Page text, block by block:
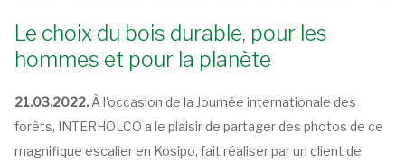
Le choix du bois durable, pour les
hommes et pour la planète
21.03.2022. À l'occasion de la Journée internationale des
forêts, INTERHOLCO a le plaisir de partager des photos de ce
magnifique escalier en Kosipo, fait réaliser par un client de